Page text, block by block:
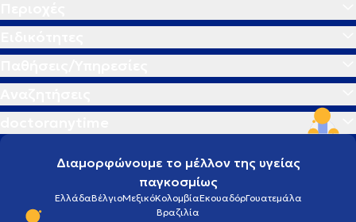
Διαμορφώνουμε το μέλλον της υγείας
παγκοσμίως
ΕλλάδαΒέλγιοΜεξικόΚολομβίαΕκουαδόρΓουατεμάλα
Βραζιλία